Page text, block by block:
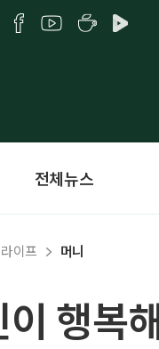
전체뉴스
이프 머니
행복